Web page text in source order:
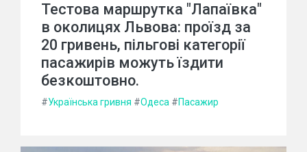
Тестова маршрутка "Лапаївка"
в околицях Львова: проїзд за
20 гривень, пільгові категорії
пасажирів можуть їздити
безкоштовно.
#Українська гривня #Одеса #Пасажир